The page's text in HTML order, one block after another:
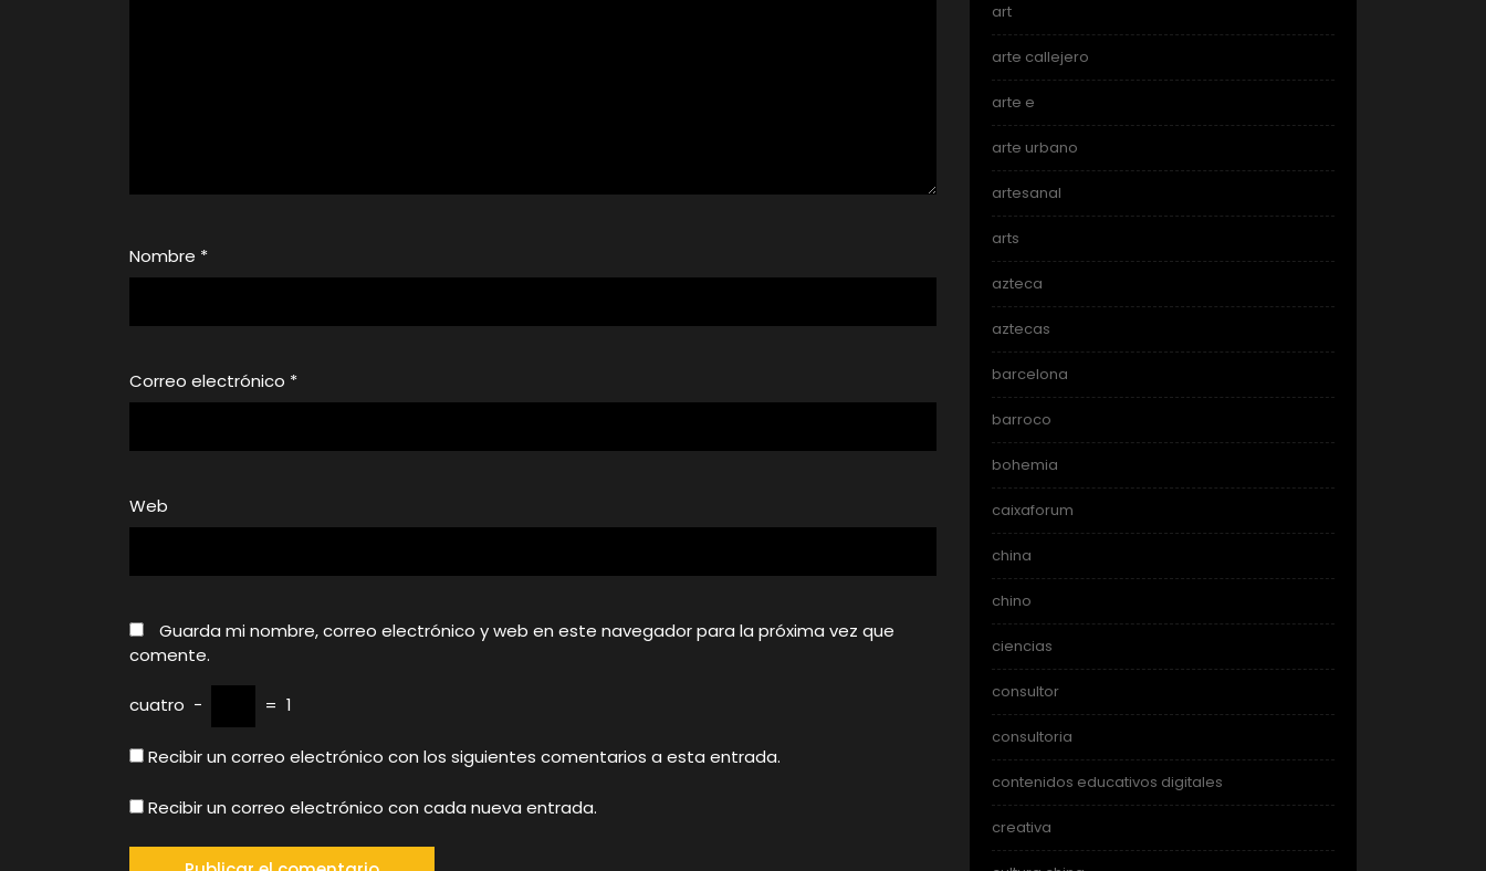
Nombre *
Correo electrónico *
Web
Guarda mi nombre, correo electrónico y web en este navegador para la próxima vez que
comente.
cuatro − = 1
Recibir un correo electrónico con los siguientes comentarios a esta entrada.
Recibir un correo electrónico con cada nueva entrada.
art
arte callejero
arte e
arte urbano
artesanal
arts
azteca
aztecas
barcelona
barroco
bohemia
caixaforum
china
chino
ciencias
consultor
consultoria
contenidos educativos digitales
creativa